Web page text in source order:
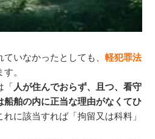
ていなかったとしても、軽犯罪法
。
「 人が住んでおらず、且つ、看守
船舶の内に正当な理由がなくてひ
れに該当すれば「拘留又は科料」